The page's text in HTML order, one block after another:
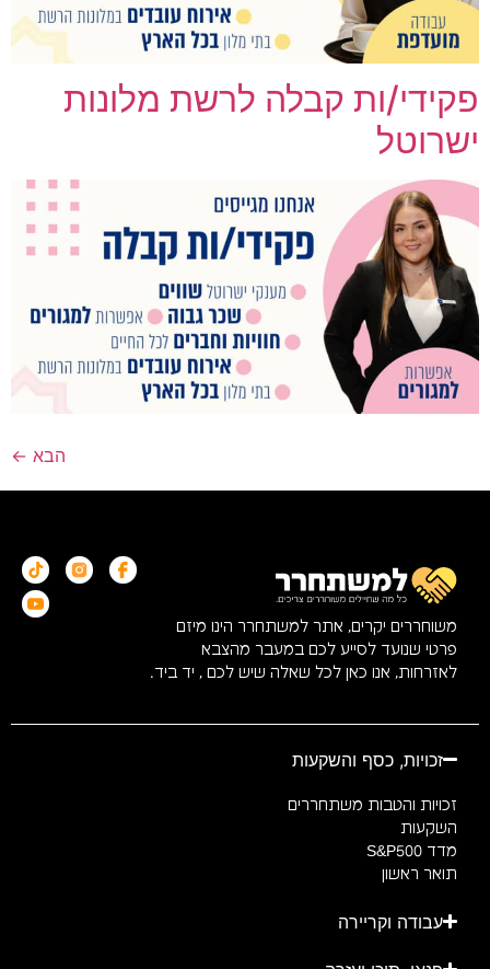
פקידי/ות קבלה לרשת מלונות
ישרוטל
הבא ←
משוחררים יקרים, אתר למשתחרר הינו מיזם
פרטי שנועד לסייע לכם במעבר מהצבא
לאזרחות, אנו כאן לכל שאלה שיש לכם , יד ביד.
זכויות, כסף והשקעות
זכויות והטבות משתחררים
השקעות
מדד S&P500
תואר ראשון
עבודה וקריירה